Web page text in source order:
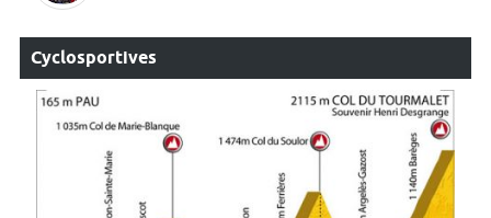
Cyclosportives